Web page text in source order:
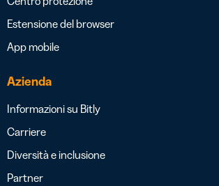
Estensione del browser
App mobile
Azienda
Informazioni su Bitly
Carriere
Diversità e inclusione
Partner